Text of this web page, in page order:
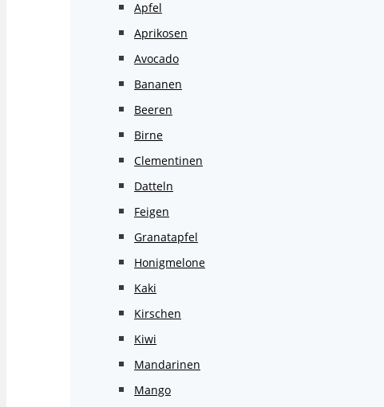
Apfel
Aprikosen
Avocado
Bananen
Beeren
Birne
Clementinen
Datteln
Feigen
Granatapfel
Honigmelone
Kaki
Kirschen
Kiwi
Mandarinen
Mango